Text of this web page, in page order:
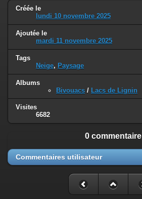
Créée le
lundi 10 novembre 2025
Ajoutée le
mardi 11 novembre 2025
Tags
Neige, Paysage
Albums
Bivouacs / Lacs de Lignin
Visites
6682
0 commentaire
Commentaires utilisateur